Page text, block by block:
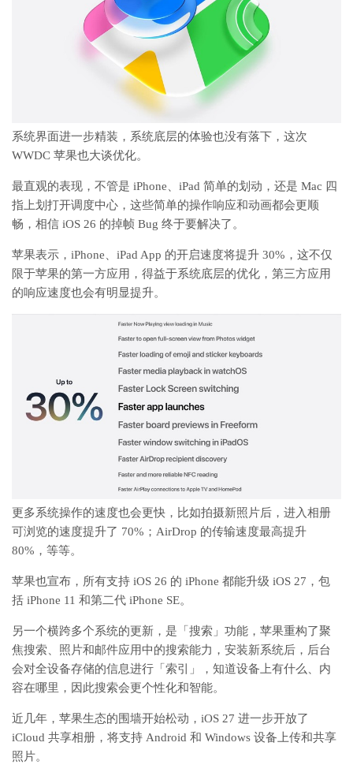
系统界面进一步精装，系统底层的体验也没有落下，这次
WWDC 苹果也大谈优化。
最直观的表现，不管是 iPhone、iPad 简单的划动，还是 Mac 四
指上划打开调度中心，这些简单的操作响应和动画都会更顺
畅，相信 iOS 26 的掉帧 Bug 终于要解决了。
苹果表示，iPhone、iPad App 的开启速度将提升 30%，这不仅
限于苹果的第一方应用，得益于系统底层的优化，第三方应用
的响应速度也会有明显提升。
更多系统操作的速度也会更快，比如拍摄新照片后，进入相册
可浏览的速度提升了 70%；AirDrop 的传输速度最高提升
80%，等等。
苹果也宣布，所有支持 iOS 26 的 iPhone 都能升级 iOS 27，包
括 iPhone 11 和第二代 iPhone SE。
另一个横跨多个系统的更新，是「搜索」功能，苹果重构了聚
焦搜索、照片和邮件应用中的搜索能力，安装新系统后，后台
会对全设备存储的信息进行「索引」，知道设备上有什么、内
容在哪里，因此搜索会更个性化和智能。
近几年，苹果生态的围墙开始松动，iOS 27 进一步开放了
iCloud 共享相册，将支持 Android 和 Windows 设备上传和共享
照片。